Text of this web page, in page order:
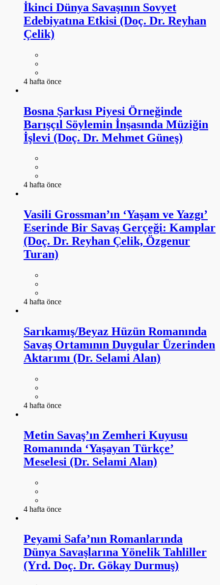
İkinci Dünya Savaşının Sovyet
Edebiyatına Etkisi (Doç. Dr. Reyhan
Çelik)
4 hafta önce
Bosna Şarkısı Piyesi Örneğinde
Barışçıl Söylemin İnşasında Müziğin
İşlevi (Doç. Dr. Mehmet Güneş)
4 hafta önce
Vasili Grossman’ın ‘Yaşam ve Yazgı’
Eserinde Bir Savaş Gerçeği: Kamplar
(Doç. Dr. Reyhan Çelik, Özgenur
Turan)
4 hafta önce
Sarıkamış/Beyaz Hüzün Romanında
Savaş Ortamının Duygular Üzerinden
Aktarımı (Dr. Selami Alan)
4 hafta önce
Metin Savaş’ın Zemheri Kuyusu
Romanında ‘Yaşayan Türkçe’
Meselesi (Dr. Selami Alan)
4 hafta önce
Peyami Safa’nın Romanlarında
Dünya Savaşlarına Yönelik Tahliller
(Yrd. Doç. Dr. Gökay Durmuş)